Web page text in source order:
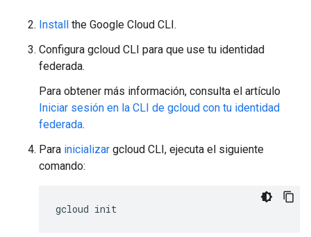
Install the Google Cloud CLI.
Configura gcloud CLI para que use tu identidad
federada.
Para obtener más información, consulta el artículo
Iniciar sesión en la CLI de gcloud con tu identidad
federada.
Para inicializar gcloud CLI, ejecuta el siguiente
comando:
gcloud init